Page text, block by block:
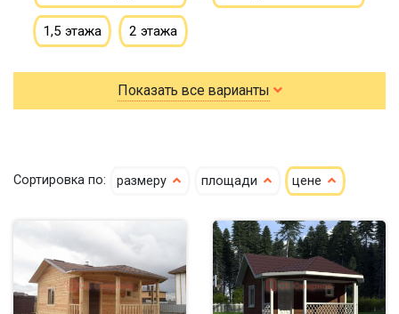
1,5 этажа 2 этажа
По типу бруса:
клееный сухой
клееный кедр
профилированный
100х150
По размеру:
3х4 3х5 3х6
5х5 5х6 5х7
6х6 6х7 6х8
7х8 7х10 8х8
8х9 большие
Показать все варианты
Сортировка по: размеру площади цене